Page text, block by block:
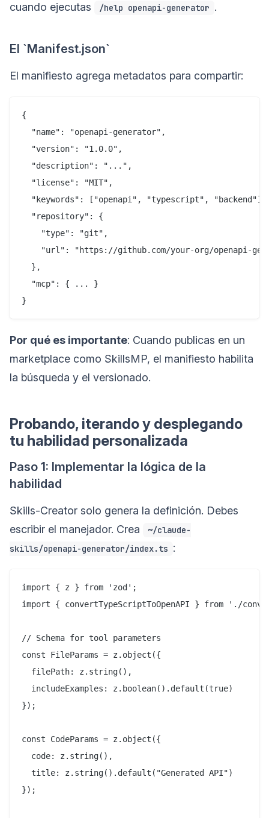
cuando ejecutas
/help openapi-generator .
El `Manifest.json`
El manifiesto agrega metadatos para compartir:
{
  "name": "openapi-generator",
  "version": "1.0.0",
  "description": "...",
  "license": "MIT",
  "keywords": ["openapi", "typescript", "backend"],
  "repository": {
    "type": "git",
"url": "https://github.com/your-org/openapi-
  },
  "mcp": { ... }
Por qué es importante: Cuando publicas en un
marketplace como SkillsMP, el manifiesto habilita
la búsqueda y el versionado.
Probando, iterando y desplegando
tu habilidad personalizada
Paso 1: Implementar la lógica de la
habilidad
Skills-Creator solo genera la definición. Debes
escribir el manejador. Crea
~/claude-
skills/openapi-generator/index.ts :
import { z } from 'zod';
import { convertTypeScriptToOpenAPI } from './
// Schema for tool parameters
const FileParams = z.object({
  filePath: z.string(),
  includeExamples: z.boolean().default(true)
});
const CodeParams = z.object({
  code: z.string(),
  title: z.string().default("Generated API")
});